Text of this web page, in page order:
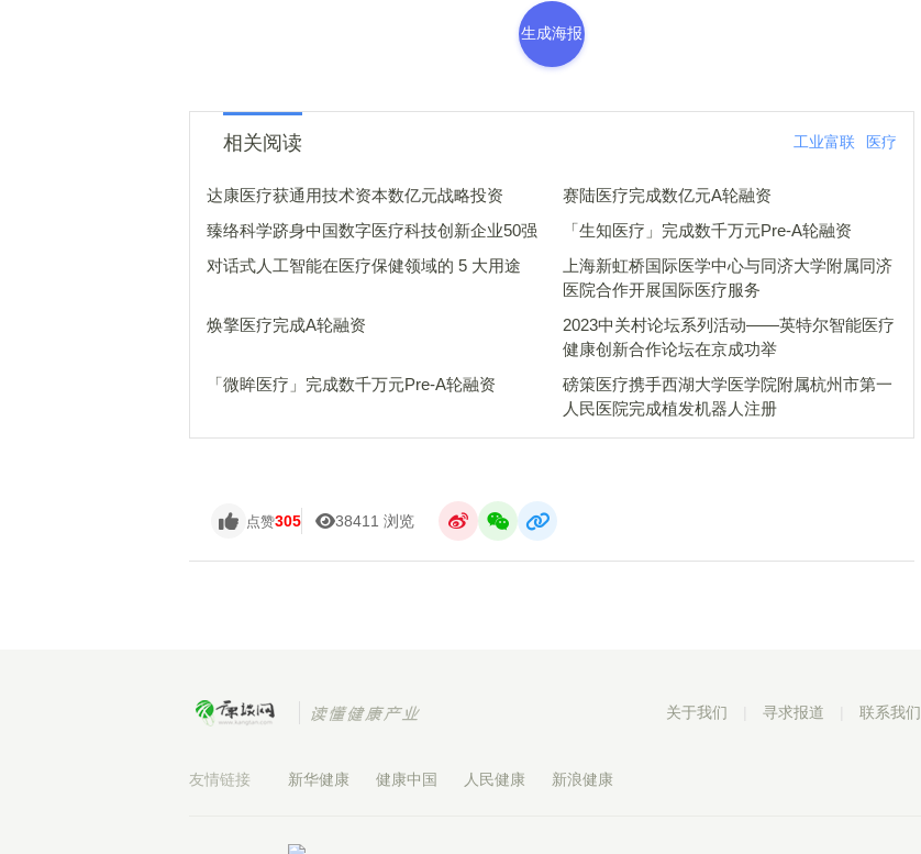
生成海报
相关阅读 工业富联 医疗
达康医疗获通用技术资本数亿元战略投资
赛陆医疗完成数亿元A轮融资
臻络科学跻身中国数字医疗科技创新企业50强
「生知医疗」完成数千万元Pre-A轮融资
对话式人工智能在医疗保健领域的 5 大用途
上海新虹桥国际医学中心与同济大学附属同济
医院合作开展国际医疗服务
焕擎医疗完成A轮融资
2023中关村论坛系列活动——英特尔智能医疗
健康创新合作论坛在京成功举
「微眸医疗」完成数千万元Pre-A轮融资
磅策医疗携手西湖大学医学院附属杭州市第一
人民医院完成植发机器人注册
点赞305 38411 浏览
关于我们 寻求报道 联系我们
友情链接 新华健康 健康中国 人民健康 新浪健康